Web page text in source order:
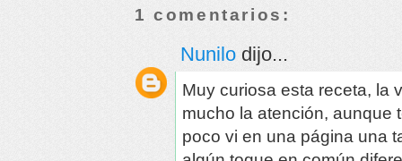
1 comentarios:
Nunilo dijo...
Muy curiosa esta receta, la
mucho la atención, aunque
poco vi en una página una